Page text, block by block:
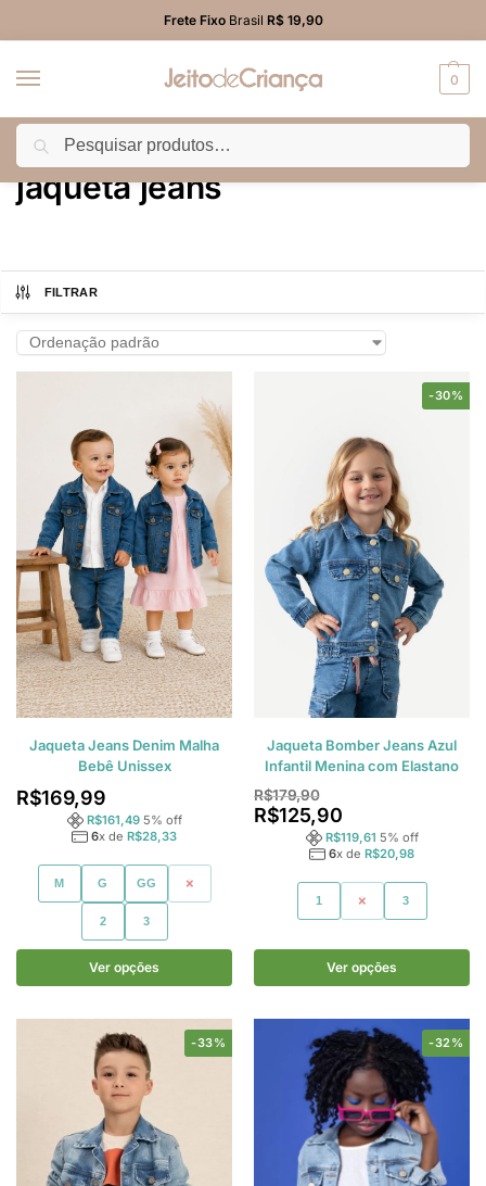
Frete FixoBrasil R$ 19,90
0
Início Produtos marcados com a tag “jaqueta jeans”
jaqueta jeans
FILTRAR
Jaqueta Jeans Denim Malha
Bebê Unissex
R$169,99
R$161,49 5% off
6x de R$28,33
M G GG 1
2 3
Ver opções
-30%
Jaqueta Bomber Jeans Azul
Infantil Menina com Elastano
R$179,90
R$125,90
R$119,61 5% off
6x de R$20,98
1 2 3
Ver opções
-33% -32%